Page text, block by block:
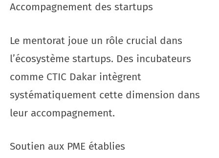
Accompagnement des startups
Le mentorat joue un rôle crucial dans
l’écosystème startups. Des incubateurs
comme CTIC Dakar intègrent
systématiquement cette dimension dans
leur accompagnement.
Soutien aux PME établies